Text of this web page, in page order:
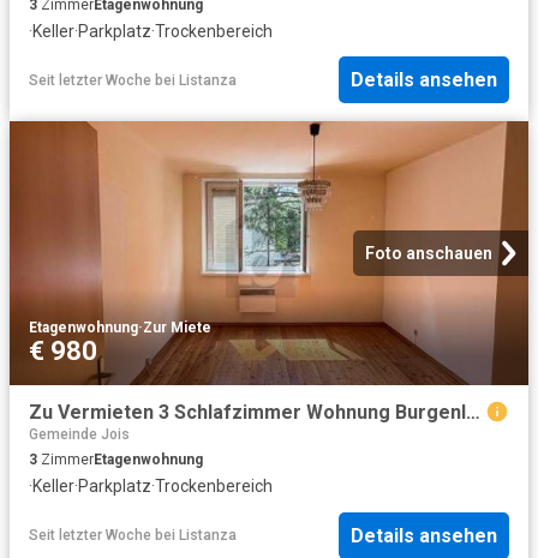
3 ZimmerEtagenwohnung
·Keller·Parkplatz·Trockenbereich
Seit letzter Woche bei Listanza Details ansehen
Foto anschauen
Etagenwohnung·Zur Miete
€ 980
Zu Vermieten 3 Schlafzimmer Wohnung Burgenland Burgenland DS104600347
Gemeinde Jois
3 ZimmerEtagenwohnung
·Keller·Parkplatz·Trockenbereich
Seit letzter Woche bei Listanza Details ansehen